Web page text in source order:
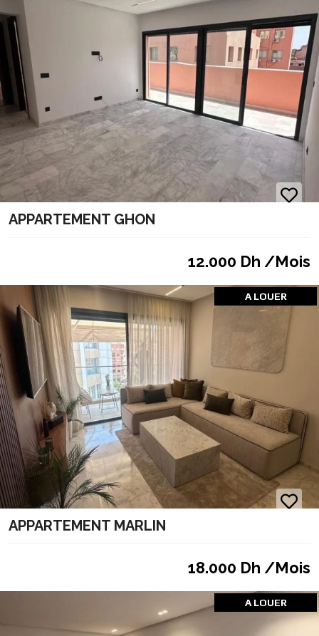
APPARTEMENT GHON
12.000 Dh /Mois
A LOUER
APPARTEMENT MARLIN
18.000 Dh /Mois
A LOUER